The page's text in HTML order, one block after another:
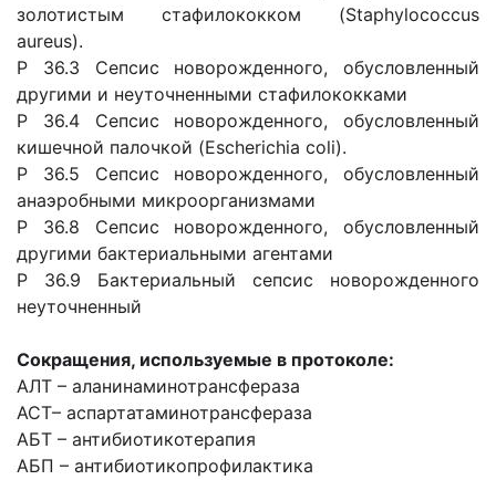
золотистым стафилококком (Staphylococcus
aureus).
Р 36.3 Сепсис новорожденного, обусловленный
другими и неуточненными стафилококками
Р 36.4 Сепсис новорожденного, обусловленный
кишечной палочкой (Escherichia coli).
Р 36.5 Сепсис новорожденного, обусловленный
анаэробными микроорганизмами
Р 36.8 Сепсис новорожденного, обусловленный
другими бактериальными агентами
Р 36.9 Бактериальный сепсис новорожденного
неуточненный
Сокращения, используемые в протоколе:
АЛТ – аланинаминотрансфераза
АСТ– аспартатаминотрансфераза
АБТ – антибиотикотерапия
АБП – антибиотикопрофилактика